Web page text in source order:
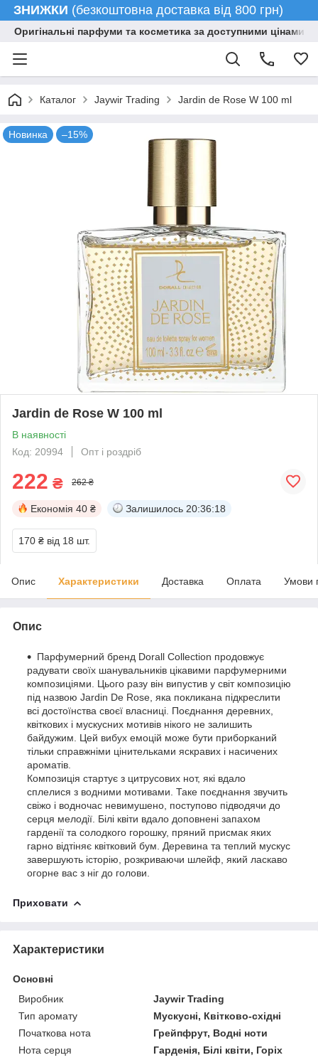
ЗНИЖКИ (безкоштовна доставка від 800 грн)
Оригінальні парфуми та косметика за доступними цінами
Каталог Jaywir Trading Jardin de Rose W 100 ml
Новинка –15%
Jardin de Rose W 100 ml
В наявності
Код: 20994
Опт і роздріб
222 ₴ 262 ₴
Економія 40 ₴ Залишилось 20:36:18
170 ₴ від 18 шт.
Опис Характеристики Доставка Оплата Умови
Опис
Парфумерний бренд Dorall Collection продовжує
радувати своїх шанувальників цікавими парфумерними
композиціями. Цього разу він випустив у світ композицію
під назвою Jardin De Rose, яка покликана підкреслити
всі достоїнства своєї власниці. Поєднання деревних,
квіткових і мускусних мотивів нікого не залишить
байдужим. Цей вибух емоцій може бути приборканий
тільки справжніми цінительками яскравих і насичених
ароматів.
Композиція стартує з цитрусових нот, які вдало
сплелися з водними мотивами. Таке поєднання звучить
свіжо і водночас невимушено, поступово підводячи до
серця мелодії. Білі квіти вдало доповнені запахом
гарденії та солодкого горошку, пряний присмак яких
гарно відтіняє квітковий бум. Деревина та теплий мускус
завершують історію, розкриваючи шлейф, який ласкаво
огорне вас з ніг до голови.
Приховати
Характеристики
Основні
Виробник
Jaywir Trading
Тип аромату
Мускусні, Квітково-східні
Початкова нота
Грейпфрут, Водні ноти
Нота серця
Гарденія, Білі квіти, Горіх